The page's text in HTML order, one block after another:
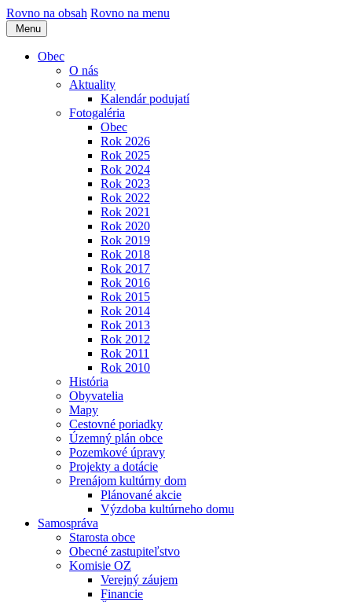
Rovno na obsah Rovno na menu
Menu
Obec
O nás
Aktuality
Kalendár podujatí
Fotogaléria
Obec
Rok 2026
Rok 2025
Rok 2024
Rok 2023
Rok 2022
Rok 2021
Rok 2020
Rok 2019
Rok 2018
Rok 2017
Rok 2016
Rok 2015
Rok 2014
Rok 2013
Rok 2012
Rok 2011
Rok 2010
História
Obyvatelia
Mapy
Cestovné poriadky
Územný plán obce
Pozemkové úpravy
Projekty a dotácie
Prenájom kultúrny dom
Plánované akcie
Výzdoba kultúrneho domu
Samospráva
Starosta obce
Obecné zastupiteľstvo
Komisie OZ
Verejný záujem
Financie